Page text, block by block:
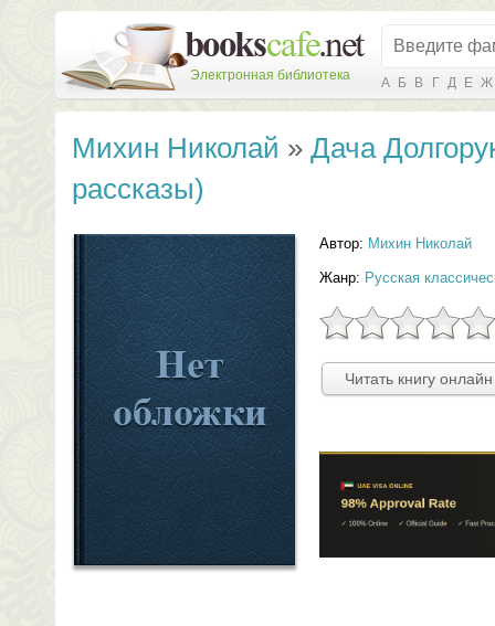
Электронная библиотека А Б В Г Д Е Ж
Михин Николай » Дача
рассказы)
Автор: Михин Николай
Жанр: Русская
Читать книгу